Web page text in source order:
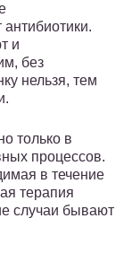
и
без
нельзя, тем
только в
процессов.
в течение
терапия
случаи бывают